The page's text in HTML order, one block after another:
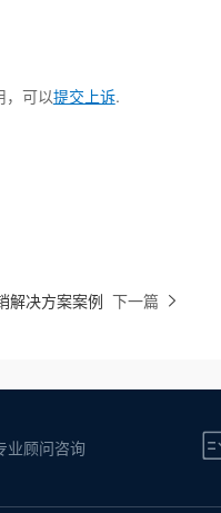
，可以提交上诉.
解决方案案例 下一篇
业顾问咨询